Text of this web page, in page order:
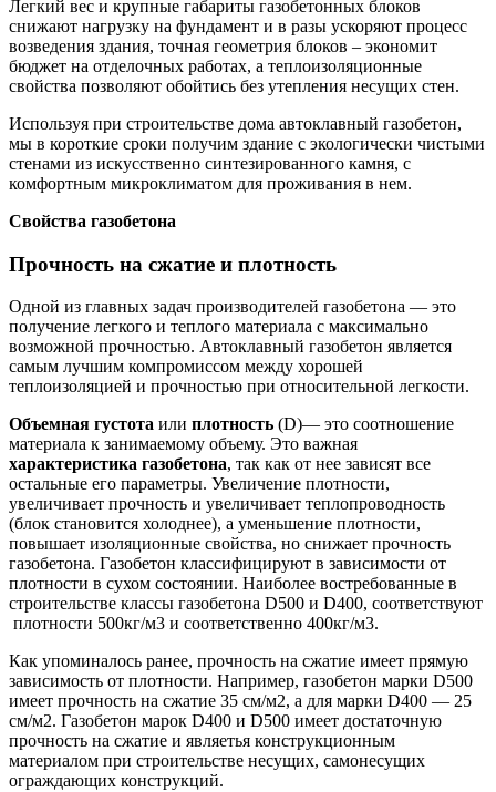
Легкий вес и крупные габариты газобетонных блоков
снижают нагрузку на фундамент и в разы ускоряют процесс
возведения здания, точная геометрия блоков – экономит
бюджет на отделочных работах, а теплоизоляционные
свойства позволяют обойтись без утепления несущих стен.
Используя при строительстве дома автоклавный газобетон,
мы в короткие сроки получим здание с экологически чистыми
стенами из искусственно синтезированного камня, с
комфортным микроклиматом для проживания в нем.
Свойства газобетона
Прочность на сжатие и плотность
Одной из главных задач производителей газобетона — это
получение легкого и теплого материала с максимально
возможной прочностью. Автоклавный газобетон является
самым лучшим компромиссом между хорошей
теплоизоляцией и прочностью при относительной легкости.
Объемная густота или плотность (D)— это соотношение
материала к занимаемому объему. Это важная
характеристика газобетона, так как от нее зависят все
остальные его параметры. Увеличение плотности,
увеличивает прочность и увеличивает теплопроводность
(блок становится холоднее), а уменьшение плотности,
повышает изоляционные свойства, но снижает прочность
газобетона. Газобетон классифицируют в зависимости от
плотности в сухом состоянии. Наиболее востребованные в
строительстве классы газобетона D500 и D400, соответствуют
плотности 500кг/м3 и соответственно 400кг/м3.
Как упоминалось ранее, прочность на сжатие имеет прямую
зависимость от плотности. Например, газобетон марки D500
имеет прочность на сжатие 35 см/м2, а для марки D400 — 25
см/м2. Газобетон марок D400 и D500 имеет достаточную
прочность на сжатие и являетья конструкционным
материалом при строительстве несущих, самонесущих
ограждающих конструкций.